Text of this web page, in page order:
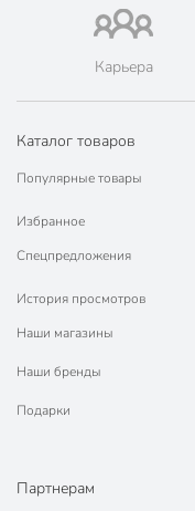
Карьера
Каталог товаров
Популярные товары
Избранное
Спецпредложения
История просмотров
Наши магазины
Наши бренды
Подарки
Партнерам